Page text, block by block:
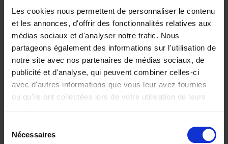
Les cookies nous permettent de personnaliser le contenu
et les annonces, d'offrir des fonctionnalités relatives aux
médias sociaux et d'analyser notre trafic. Nous
partageons également des informations sur l'utilisation de
notre site avec nos partenaires de médias sociaux, de
publicité et d'analyse, qui peuvent combiner celles-ci
avec d'autres informations que vous leur avez fournies
ou qu'ils ont collectées lors de votre utilisation de leurs
Nécessaires
The Offer You Can't
Refuse
Steven Van Belleghem
Couverture souple
2020 256
€37,50